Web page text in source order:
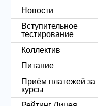
Новости
Вступительное
тестирование
Коллектив
Питание
Приём платежей за
курсы